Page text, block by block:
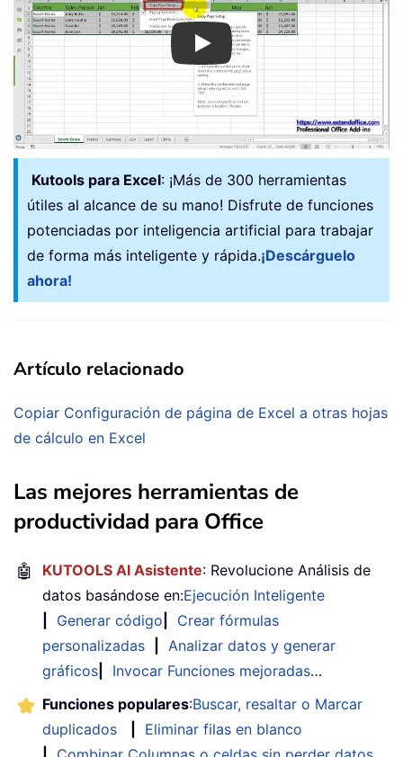
Play
Kutools para Excel: ¡Más de 300 herramientas
útiles al alcance de su mano! Disfrute de funciones
potenciadas por inteligencia artificial para trabajar
de forma más inteligente y rápida.¡Descárguelo
ahora!
Artículo relacionado
Copiar Configuración de página de Excel a otras hojas
de cálculo en Excel
Las mejores herramientas de
productividad para Office
🤖 KUTOOLS AI Asistente: Revolucione Análisis de
datos basándose en:Ejecución Inteligente
Generar código
Crear fórmulas
personalizadas
Analizar datos y generar
gráficos
Invocar Funciones mejoradas…
Funciones populares:Buscar, resaltar o Marcar
duplicados
Eliminar filas en blanco